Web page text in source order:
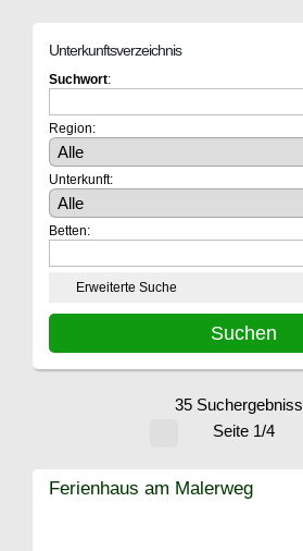
Unterkunftsverzeichnis
Suchwort:
Region:
Unterkunft:
Betten:
Erweiterte Suche
35
Seite 1/4
Ferienhaus am Malerweg